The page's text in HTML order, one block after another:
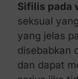
Sifilis pada
seksual
yang jelas
disebabkan
dan dapat